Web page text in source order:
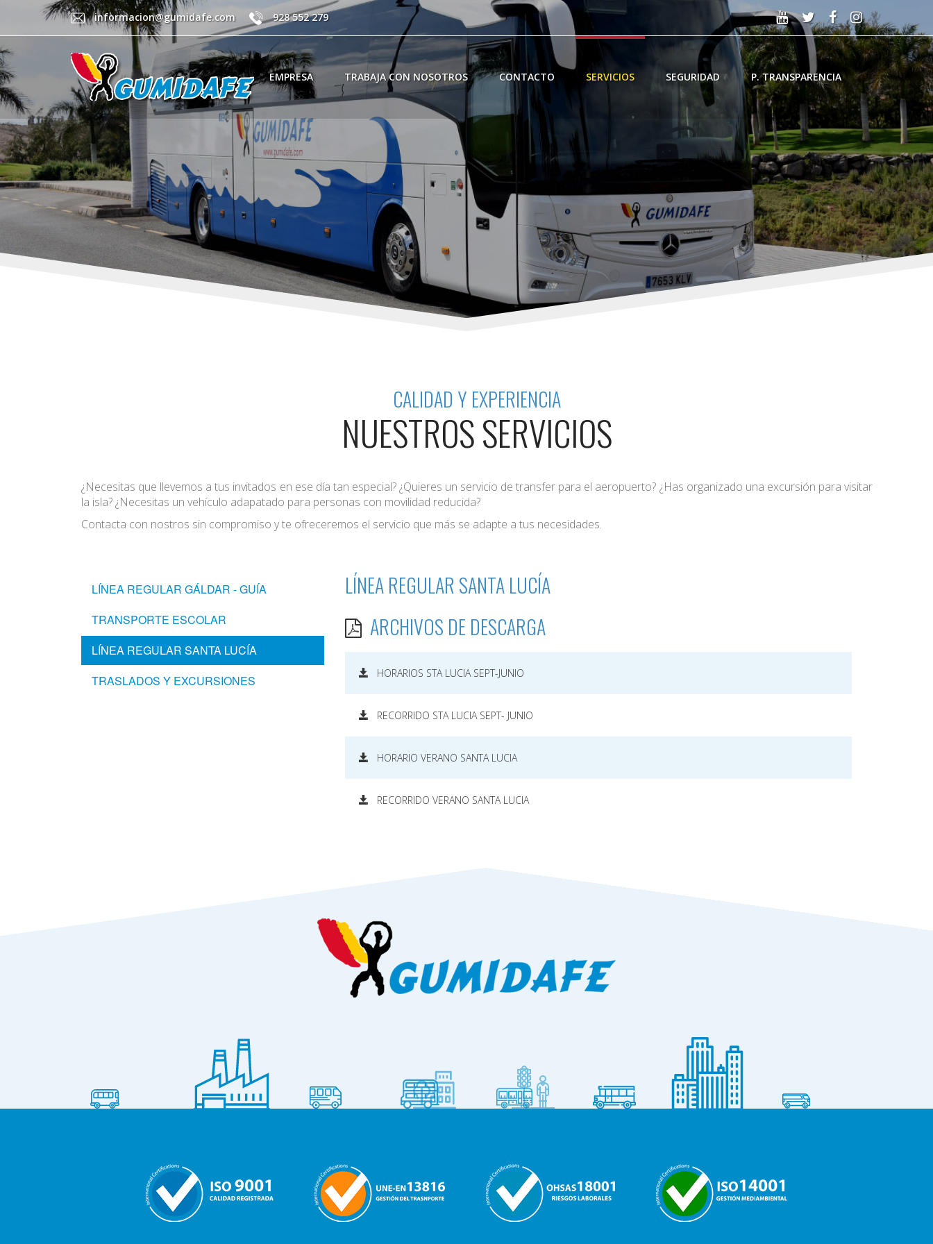
informacion@gumidafe.com 928 552 279
EMPRESA TRABAJA CON NOSOTROS CONTACTO SERVICIOS SEGURIDAD P. TRANSPARENCIA
CALIDAD Y EXPERIENCIA
NUESTROS SERVICIOS
¿Necesitas que llevemos a tus invitados en ese día tan especial? ¿Quieres un servicio de transfer para el aeropuerto? ¿Has organizado una excursión para visitar
la isla? ¿Necesitas un vehículo adapatado para personas con movilidad reducida?
Contacta con nostros sin compromiso y te ofreceremos el servicio que más se adapte a tus necesidades.
LÍNEA REGULAR GÁLDAR - GUÍA
TRANSPORTE ESCOLAR
LÍNEA REGULAR SANTA LUCÍA
TRASLADOS Y EXCURSIONES
LÍNEA REGULAR SANTA LUCÍA
ARCHIVOS DE DESCARGA
HORARIOS STA LUCIA SEPT-JUNIO
RECORRIDO STA LUCIA SEPT- JUNIO
HORARIO VERANO SANTA LUCIA
RECORRIDO VERANO SANTA LUCIA